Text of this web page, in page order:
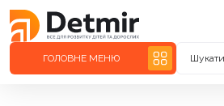
ГОЛОВНЕ МЕНЮ